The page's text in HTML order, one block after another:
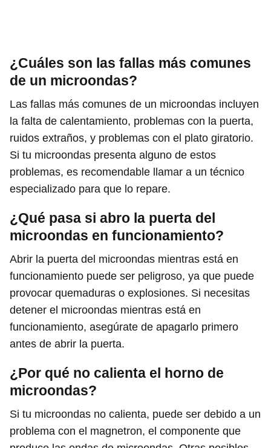
¿Cuáles son las fallas más comunes
de un microondas?
Las fallas más comunes de un microondas incluyen
la falta de calentamiento, problemas con la puerta,
ruidos extraños, y problemas con el plato giratorio.
Si tu microondas presenta alguno de estos
problemas, es recomendable llamar a un técnico
especializado para que lo repare.
¿Qué pasa si abro la puerta del
microondas en funcionamiento?
Abrir la puerta del microondas mientras está en
funcionamiento puede ser peligroso, ya que puede
provocar quemaduras o explosiones. Si necesitas
detener el microondas mientras está en
funcionamiento, asegúrate de apagarlo primero
antes de abrir la puerta.
¿Por qué no calienta el horno de
microondas?
Si tu microondas no calienta, puede ser debido a un
problema con el magnetron, el componente que